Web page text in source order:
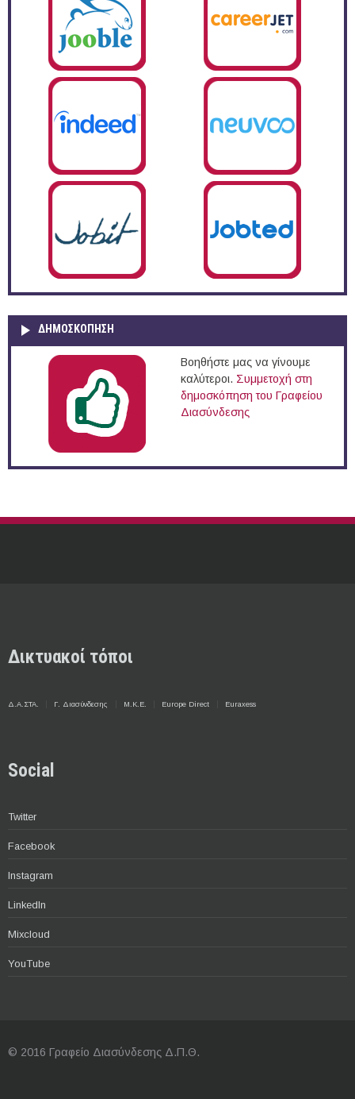
ΔΗΜΟΣΚΌΠΗΣΗ
Βοηθήστε μας να γίνουμε
καλύτεροι. Συμμετοχή στη
δημοσκόπηση του Γραφείου
Διασύνδεσης
Δικτυακοί τόποι
Δ.Α.ΣΤΑ. Γ. Διασύνδεσης Μ.Κ.Ε. Europe Direct Euraxess
Social
Twitter
Facebook
Instagram
LinkedIn
Mixcloud
YouTube
© 2016 Γραφείο Διασύνδεσης Δ.Π.Θ.